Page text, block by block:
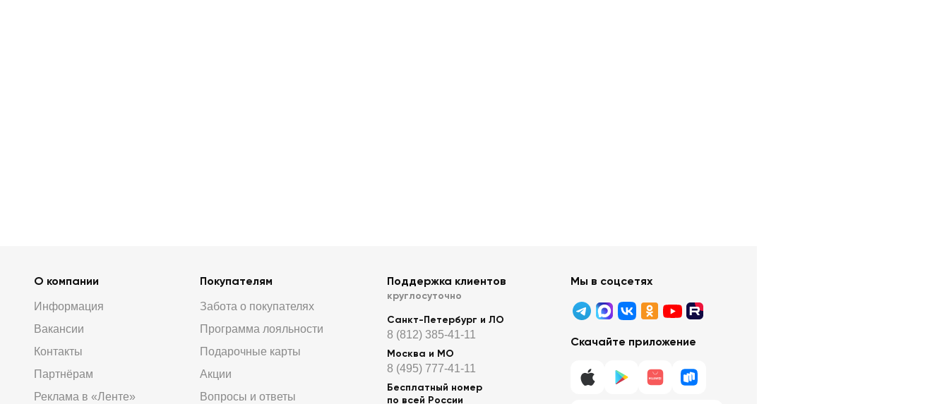
О компании
Информация
Вакансии
Контакты
Партнёрам
Реклама в «Ленте»
Покупателям
Забота о покупателях
Программа лояльности
Подарочные карты
Акции
Вопросы и ответы
Поддержка клиентов
круглосуточно
Санкт-Петербург и ЛО
8 (812) 385-41-11
Москва и МО
8 (495) 777-41-11
Бесплатный номер
по всей России
Мы в соцсетях
Скачайте приложение